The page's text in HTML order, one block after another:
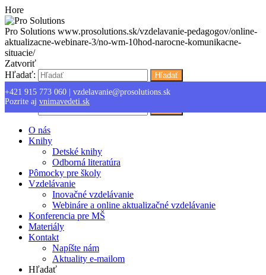
Hore
Pro Solutions www.prosolutions.sk/vzdelavanie-pedagogov/online-
aktualizacne-webinare-3/no-wm-10hod-narocne-komunikacne-
situacie/
Zatvoriť
Hľadať:
Hľadať
+421 915 773 060
vzdelavanie@prosolutions.sk
Pozrite aj vnimavedeti.sk
Menu
Hľadať:
O nás
Knihy
Detské knihy
Odborná literatúra
Pômocky pre školy
Vzdelávanie
Inovačné vzdelávanie
Webináre a online aktualizačné vzdelávanie
Konferencia pre MŠ
Materiály
Kontakt
Napíšte nám
Aktuality e-mailom
Hľadať